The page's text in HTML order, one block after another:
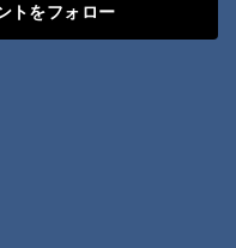
トをフォロー